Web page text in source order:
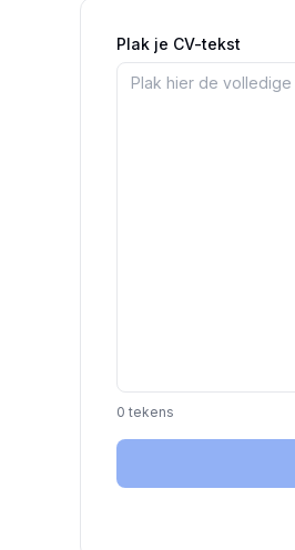
Plak je CV-tekst
0 tekens